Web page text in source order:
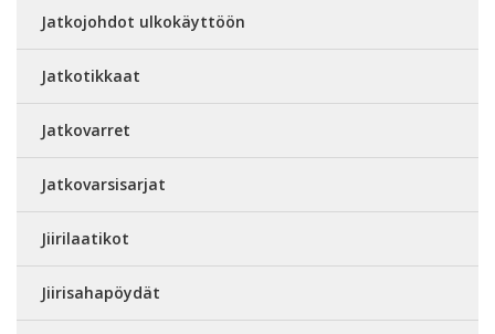
Jatkojohdot ulkokäyttöön
Jatkotikkaat
Jatkovarret
Jatkovarsisarjat
Jiirilaatikot
Jiirisahapöydät